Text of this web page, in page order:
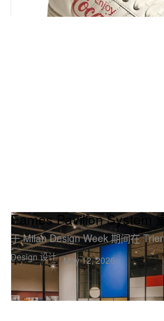
Design 设计
Eames Pavilion System
于 Milan Design Week 期间在
May 12, 2026